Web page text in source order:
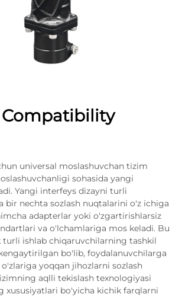
Compatibility
universal moslashuvchan tizim
sohasida yangi
Yangi interfeys dizayni turli
bir nechta sozlash nuqtalarini o'z ichiga
adapterlar yoki o'zgartirishlarsiz
va o'lchamlariga mos keladi. Bu
turli ishlab chiqaruvchilarning tashkil
bo'lib, foydalanuvchilarga
yoqqan jihozlarni sozlash
aqlli tekislash texnologiyasi
xususiyatlari bo'yicha kichik farqlarni